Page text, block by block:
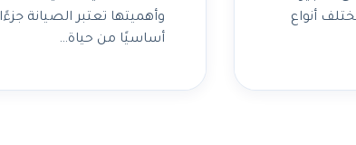
أنواع
وأهميتها تعتبر الصيانة جزءًا
أساسيًا من حياة…